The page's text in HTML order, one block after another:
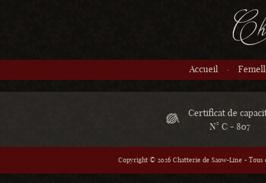
Accueil
Certificat de
N° C - 807
Copyright © 2026 Chatterie de Saow-Line -